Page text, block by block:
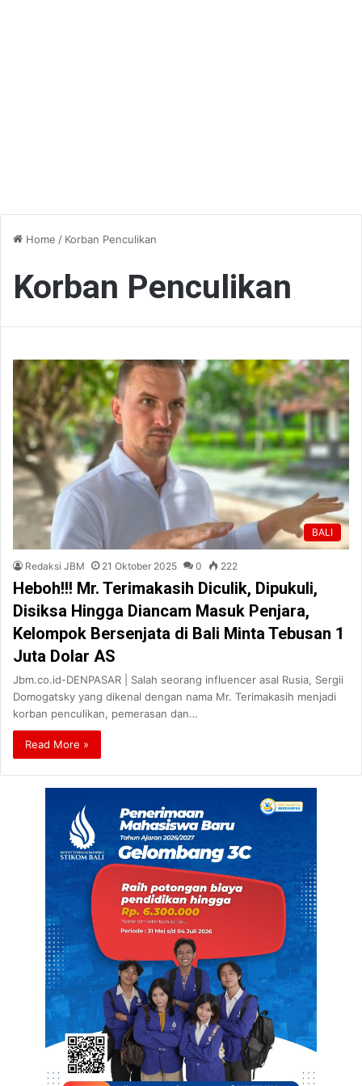
Home / Korban Penculikan
Korban Penculikan
BALI
Redaksi JBM 21 Oktober 2025 0 222
Heboh!!! Mr. Terimakasih Diculik, Dipukuli,
Disiksa Hingga Diancam Masuk Penjara,
Kelompok Bersenjata di Bali Minta Tebusan 1
Juta Dolar AS
Jbm.co.id-DENPASAR | Salah seorang influencer asal Rusia, Sergii
Domogatsky yang dikenal dengan nama Mr. Terimakasih menjadi
korban penculikan, pemerasan dan…
Read More »